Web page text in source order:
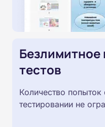
тестов
Количество попыток
тестировании не